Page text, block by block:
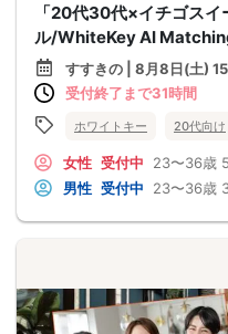
「20代30代×イチゴス
ル/WhiteKey AI
すすきの | 8月8日(土)
受付終了まで31時間
ホワイトキー 20代向け
女性 受付中 23〜36歳
男性 受付中 23〜36歳